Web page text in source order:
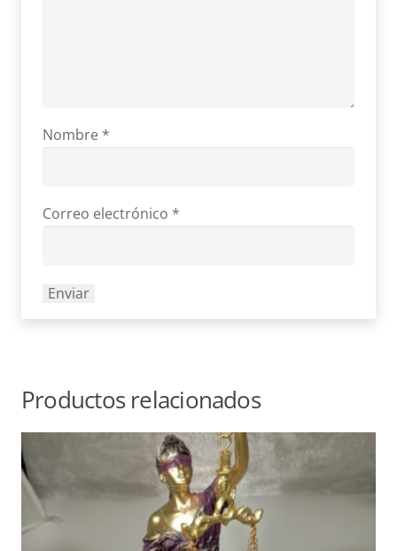
Nombre *
Correo electrónico *
Productos relacionados